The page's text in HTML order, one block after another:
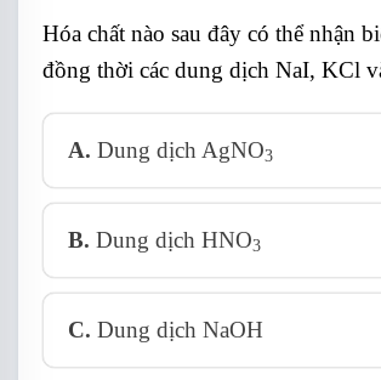
Hóa chất nào sau đây có thể nhận
đồng thời các dung dịch NaI, KCl
A. Dung dịch AgNO3
B. Dung dịch HNO3
C. Dung dịch NaOH